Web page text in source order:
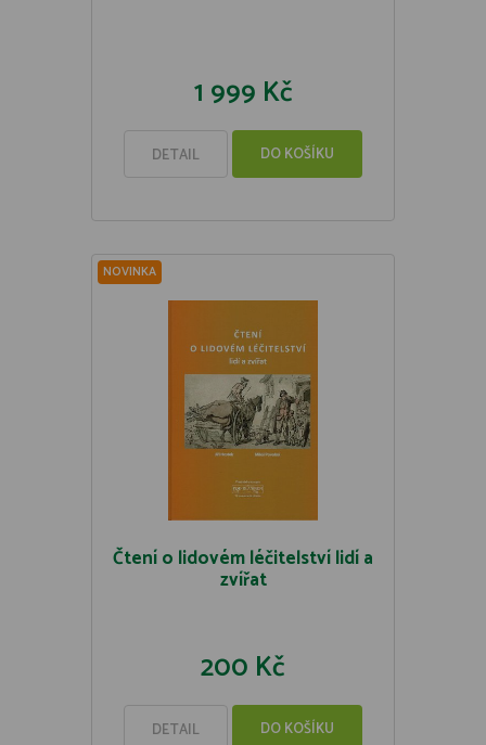
1 999 Kč
DETAIL DO KOŠÍKU
NOVINKA
Čtení o lidovém léčitelství lidí a
zvířat
200 Kč
DETAIL DO KOŠÍKU